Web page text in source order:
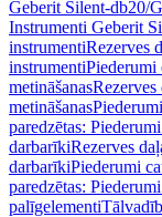
Geberit Silent-db20/
Instrumenti Geberit
instrumentiRezerves
instrumentiPiederumi
metināšanasRezerves
metināšanas
paredzētas:
darbarīkiRezerves
darbarīkiPiederumi
paredzētas:
palīgelementi